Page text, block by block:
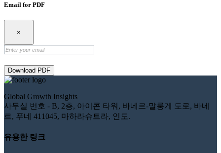
Email for PDF
×
Download PDF
Global Growth Insights
사무실 번호 - B, 2층, 아이콘 타워, 바네르-말룽게 도로, 바네
르, 푸네 411045, 마하라슈트라, 인도.
유용한 링크